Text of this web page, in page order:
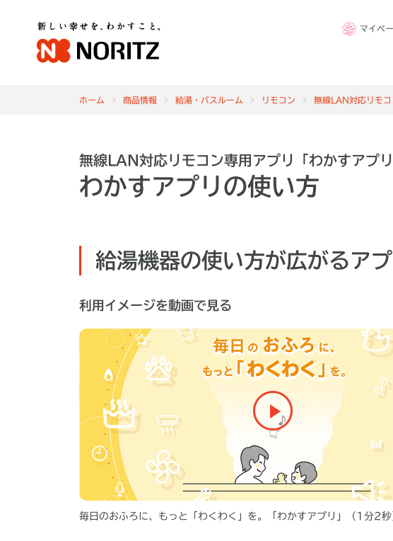
マイペ
ホーム 商品情報 給湯・バスルーム リモコン 無線LAN対応リモコ
無線LAN対応リモコン専用アプリ「わかすアプリ
わかすアプリの使い方
給湯機器の使い方が広がるア
利用イメージを動画で見る
毎日のおふろに、もっと「わくわく」を。「わかすアプリ」（1分2秒